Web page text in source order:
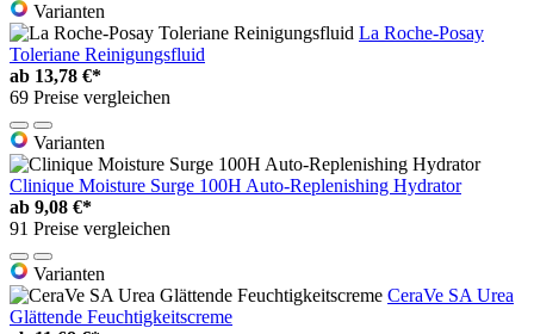
Varianten
La Roche-Posay
Toleriane Reinigungsfluid
ab 13,78 €*
69 Preise vergleichen
Varianten
Clinique Moisture Surge 100H Auto-Replenishing Hydrator
ab 9,08 €*
91 Preise vergleichen
Varianten
CeraVe SA Urea
Glättende Feuchtigkeitscreme